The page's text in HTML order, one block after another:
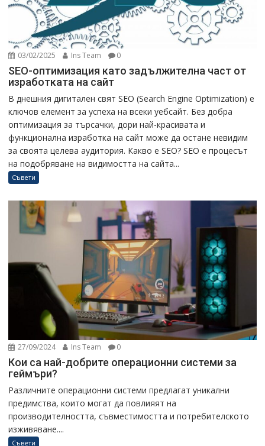
03/02/2025 Ins Team 0
SEO-оптимизация като задължителна част от
изработката на сайт
В днешния дигитален свят SEO (Search Engine Optimization) е
ключов елемент за успеха на всеки уебсайт. Без добра
оптимизация за търсачки, дори най-красивата и
функционална изработка на сайт може да остане невидим
за своята целева аудитория. Какво е SEO? SEO е процесът
на подобряване на видимостта на сайта...
Съвети
27/09/2024 Ins Team 0
Кои са най-добрите операционни системи за
геймъри?
Различните операционни системи предлагат уникални
предимства, които могат да повлияят на
производителността, съвместимостта и потребителското
изживяване....
Съвети